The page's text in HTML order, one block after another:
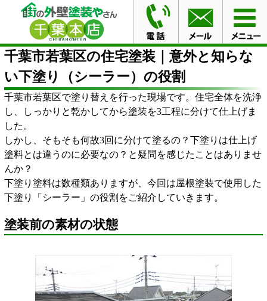
HOME ブログ
千葉市若葉区の住宅塗装｜意外と知らな
い下塗り（シーラー）の役割
千葉市若葉区の住宅塗装｜意外と知らな
い下塗り（シーラー）の役割
千葉市若葉区で塗り替えを行った現場です。住宅全体を洗浄
し、しっかりと乾かしてから塗装を3工程に分けて仕上げま
した。
しかし、そもそも何故3回に分けて塗るの？下塗りは仕上げ
塗料とは違うのに必要なの？と疑問を感じたことはありませ
んか？
下塗り塗料は数種類ありますが、今回は屋根塗装で使用した
下塗り「シーラー」の役割をご紹介していきます。
塗装前の素材の状態